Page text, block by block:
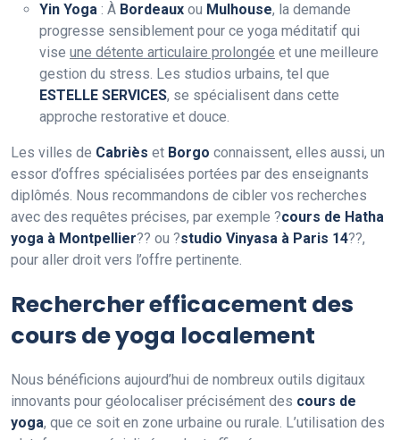
Yin Yoga : À Bordeaux ou Mulhouse, la demande
progresse sensiblement pour ce yoga méditatif qui
vise une détente articulaire prolongée et une meilleure
gestion du stress. Les studios urbains, tel que
ESTELLE SERVICES, se spécialisent dans cette
approche restorative et douce.
Les villes de Cabriès et Borgo connaissent, elles aussi, un
essor d’offres spécialisées portées par des enseignants
diplômés. Nous recommandons de cibler vos recherches
avec des requêtes précises, par exemple ?cours de Hatha
yoga à Montpellier?? ou ?studio Vinyasa à Paris 14??,
pour aller droit vers l’offre pertinente.
Rechercher efficacement des
cours de yoga localement
Nous bénéficions aujourd’hui de nombreux outils digitaux
innovants pour géolocaliser précisément des cours de
yoga, que ce soit en zone urbaine ou rurale. L’utilisation des